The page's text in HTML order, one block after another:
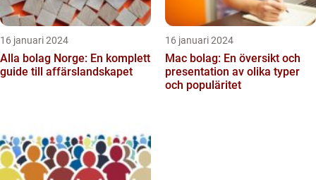
16 januari 2024
Alla bolag Norge: En komplett
guide till affärslandskapet
16 januari 2024
Mac bolag: En översikt och
presentation av olika typer
och populäritet